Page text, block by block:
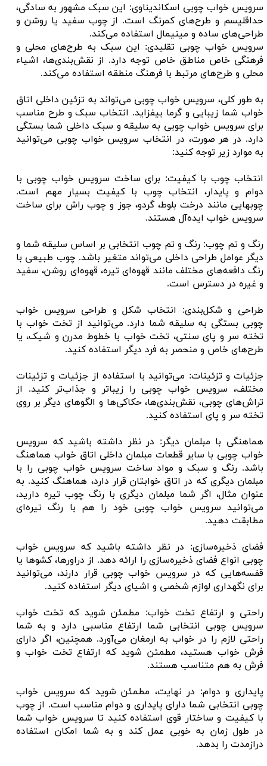
سرویس خواب چوبی اسکاندیناوی: این سبک مشهور به سادگی،
حداقلیسم و طرح‌های کمرنگ است. از چوب سفید یا روشن و
طراحی‌های ساده و مینیمال استفاده می‌کند.
سرویس خواب چوبی تقلیدی: این سبک به طرح‌های محلی و
فرهنگی خاص مناطق خاص توجه دارد. از نقش‌بندی‌ها، اشیاء
محلی و طرح‌های مرتبط با فرهنگ منطقه استفاده می‌کند.
به طور کلی، سرویس خواب چوبی می‌تواند به تزئین داخلی اتاق
خواب شما زیبایی و گرما بیفزاید. انتخاب سبک و طرح مناسب
برای سرویس خواب چوبی به سلیقه و سبک داخلی شما بستگی
دارد. در هر صورت، در انتخاب سرویس خواب چوبی می‌توانید
به موارد زیر توجه کنید:
انتخاب چوب با کیفیت: برای ساخت سرویس خواب چوبی با
دوام و پایدار، انتخاب چوب با کیفیت بسیار مهم است.
چوبهایی مانند درخت بلوط، گردو، جوز و چوب راش برای ساخت
سرویس خواب ایده‌آل هستند.
رنگ و تم چوب: رنگ و تم چوب انتخابی بر اساس سلیقه شما و
دیگر عوامل طراحی داخلی می‌تواند متغیر باشد. چوب طبیعی با
رنگ دافعه‌های مختلف مانند قهوه‌ای تیره، قهوه‌ای روشن، سفید
و غیره در دسترس است.
طراحی و شکل‌بندی: انتخاب شکل و طراحی سرویس خواب
چوبی بستگی به سلیقه شما دارد. می‌توانید از تخت خواب با
تخته سر و پای سنتی، تخت خواب با خطوط مدرن و شیک، یا
طرح‌های خاص و منحصر به فرد دیگر استفاده کنید.
جزئیات و تزئینات: می‌توانید با استفاده از جزئیات و تزئینات
مختلف، سرویس خواب چوبی را زیباتر و جذاب‌تر کنید. از
تراش‌های چوبی، نقش‌بندی‌ها، حکاکی‌ها و الگوهای دیگر بر روی
تخته سر و پای استفاده کنید.
هماهنگی با مبلمان دیگر: در نظر داشته باشید که سرویس
خواب چوبی با سایر قطعات مبلمان داخلی اتاق خواب هماهنگ
باشد. رنگ و سبک و مواد ساخت سرویس خواب چوبی را با
مبلمان دیگری که در اتاق خوابتان قرار دارد، هماهنگ کنید. به
عنوان مثال، اگر شما مبلمان دیگری با رنگ چوب تیره دارید،
می‌توانید سرویس خواب چوبی خود را هم با رنگ تیره‌ای
مطابقت دهید.
فضای ذخیره‌سازی: در نظر داشته باشید که سرویس خواب
چوبی انواع فضای ذخیره‌سازی را ارائه دهد. از دراورها، کشوها یا
قفسه‌هایی که در سرویس خواب چوبی قرار دارند، می‌توانید
برای نگهداری لوازم شخصی و اشیای دیگر استفاده کنید.
راحتی و ارتفاع تخت خواب: مطمئن شوید که تخت خواب
سرویس چوبی انتخابی شما ارتفاع مناسبی دارد و به شما
راحتی لازم را در خواب به ارمغان می‌آورد. همچنین، اگر دارای
فرش خواب هستید، مطمئن شوید که ارتفاع تخت خواب و
فرش به هم متناسب هستند.
پایداری و دوام: در نهایت، مطمئن شوید که سرویس خواب
چوبی انتخابی شما دارای پایداری و دوام مناسب است. از چوب
با کیفیت و ساختار قوی استفاده کنید تا سرویس خواب شما
در طول زمان به خوبی عمل کند و به شما امکان استفاده
درازمدت را بدهد.